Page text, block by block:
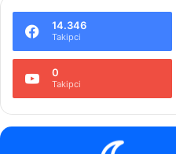
14.346
Takipci
0
Takipci